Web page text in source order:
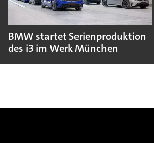
BMW startet Serienproduktion
des i3 im Werk München